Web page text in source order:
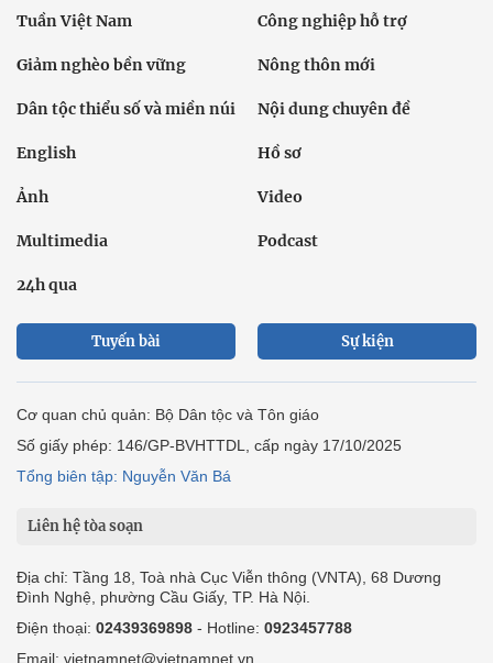
Tuần Việt Nam Công nghiệp hỗ trợ
Giảm nghèo bền vững Nông thôn mới
Dân tộc thiểu số và miền núi Nội dung chuyên đề
English Hồ sơ
Ảnh Video
Multimedia Podcast
24h qua
Tuyến bài Sự kiện
Cơ quan chủ quản: Bộ Dân tộc và Tôn giáo
Số giấy phép: 146/GP-BVHTTDL, cấp ngày 17/10/2025
Tổng biên tập: Nguyễn Văn Bá
Liên hệ tòa soạn
Địa chỉ: Tầng 18, Toà nhà Cục Viễn thông (VNTA), 68 Dương
Đình Nghệ, phường Cầu Giấy, TP. Hà Nội.
Điện thoại: 02439369898 - Hotline: 0923457788
Email: vietnamnet@vietnamnet.vn